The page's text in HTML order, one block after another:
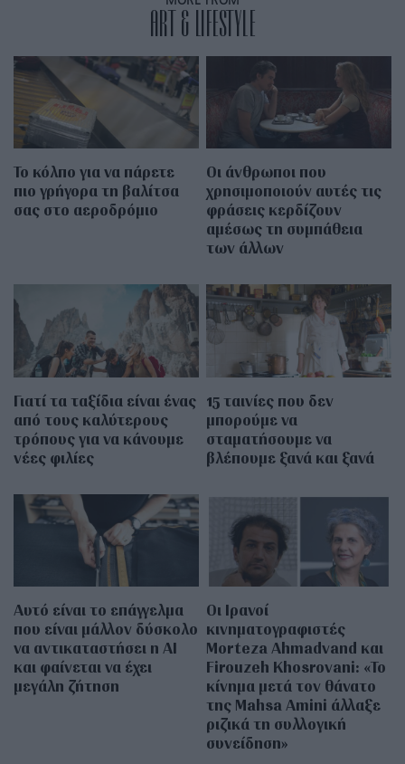
ART & LIFESTYLE
Το κόλπο για να πάρετε
πιο γρήγορα τη βαλίτσα
σας στο αεροδρόμιο
Οι άνθρωποι που
χρησιμοποιούν αυτές τις
φράσεις κερδίζουν
αμέσως τη συμπάθεια
των άλλων
Γιατί τα ταξίδια είναι ένας
από τους καλύτερους
τρόπους για να κάνουμε
νέες φιλίες
15 ταινίες που δεν
μπορούμε να
σταματήσουμε να
βλέπουμε ξανά και ξανά
Αυτό είναι το επάγγελμα
που είναι μάλλον δύσκολο
να αντικαταστήσει η AI
και φαίνεται να έχει
μεγάλη ζήτηση
Οι Ιρανοί
κινηματογραφιστές
Morteza Ahmadvand και
Firouzeh Khosrovani: «Το
κίνημα μετά τον θάνατο
της Mahsa Amini άλλαξε
ριζικά τη συλλογική
συνείδηση»